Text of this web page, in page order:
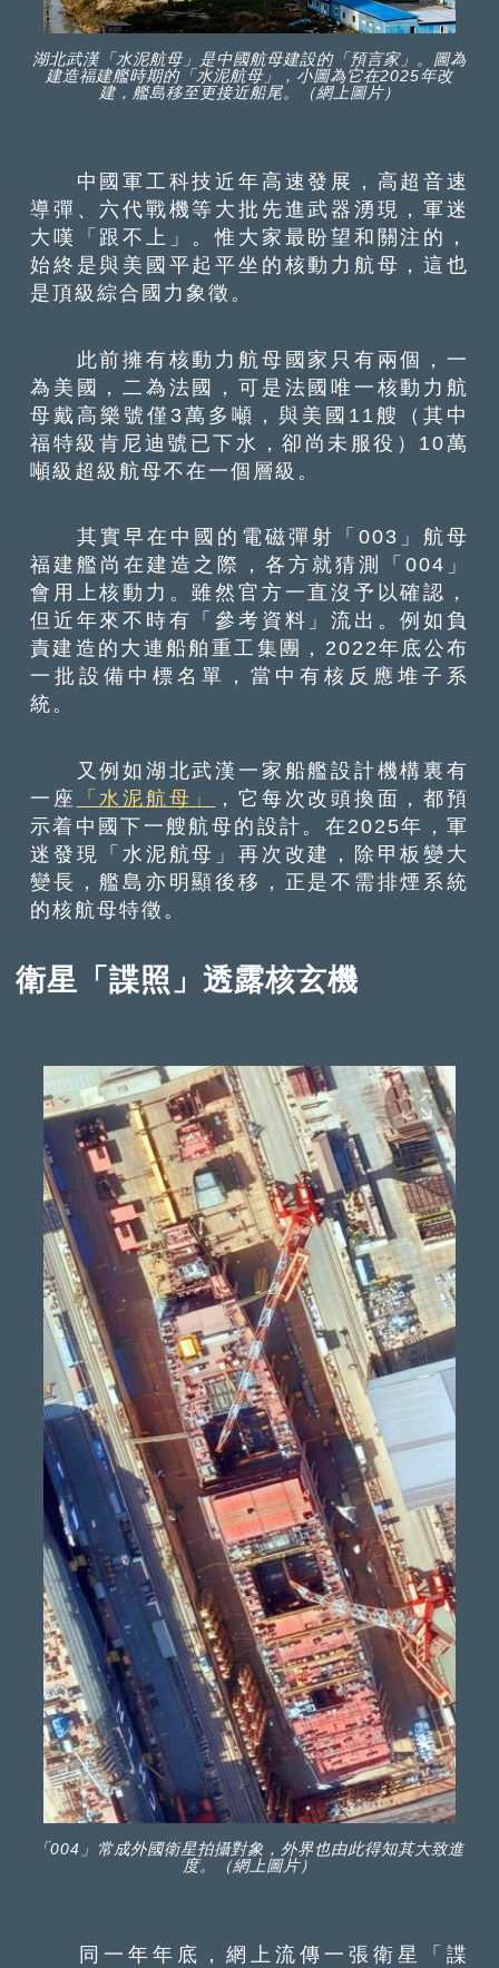
湖北武漢「水泥航母」是中國航母建設的「預言家」。圖為
建造福建艦時期的「水泥航母」，小圖為它在2025年改
建，艦島移至更接近船尾。（網上圖片）
中國軍工科技近年高速發展，高超音速
導彈、六代戰機等大批先進武器湧現，軍迷
大嘆「跟不上」。惟大家最盼望和關注的，
始終是與美國平起平坐的核動力航母，這也
是頂級綜合國力象徵。
此前擁有核動力航母國家只有兩個，一
為美國，二為法國，可是法國唯一核動力航
母戴高樂號僅3萬多噸，與美國11艘（其中
福特級肯尼迪號已下水，卻尚未服役）10萬
噸級超級航母不在一個層級。
其實早在中國的電磁彈射「003」航母
福建艦尚在建造之際，各方就猜測「004」
會用上核動力。雖然官方一直沒予以確認，
但近年來不時有「參考資料」流出。例如負
責建造的大連船舶重工集團，2022年底公布
一批設備中標名單，當中有核反應堆子系
統。
又例如湖北武漢一家船艦設計機構裏有
一座
「水泥航母」
，它每次改頭換面，都預
示着中國下一艘航母的設計。在2025年，軍
迷發現「水泥航母」再次改建，除甲板變大
變長，艦島亦明顯後移，正是不需排煙系統
的核航母特徵。
衛星「諜照」透露核玄機
「004」常成外國衛星拍攝對象，外界也由此得知其大致進
度。（網上圖片）
同一年年底，網上流傳一張衛星「諜